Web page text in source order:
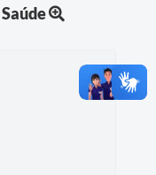
Saúde